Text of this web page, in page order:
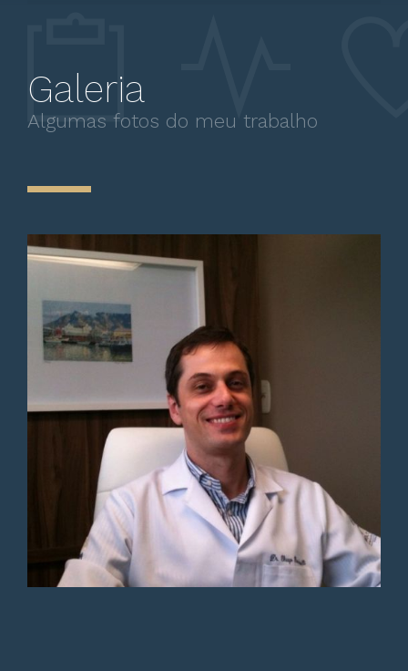
Paciente
profissionalismo competência
atendimento ba recepção
ótimo
Paciente
O Doutor Thiago, me passou
segurança e tranquilidade nas
explicações.
Galeria
Algumas fotos do meu trabalho